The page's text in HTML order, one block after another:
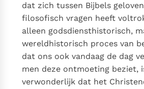
dat zich tussen Bijbels
filosofisch vragen heeft
alleen godsdiensthistorisch,
wereldhistorisch proces van
dat ons ook vandaag de dag
men deze ontmoeting beziet,
verwonderlijk dat het